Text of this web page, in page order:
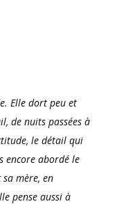
Elle dort peu et
de nuits passées à
le détail qui
encore abordé le
mère, en
pense aussi à